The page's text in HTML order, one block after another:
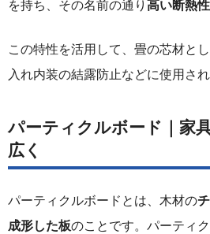
を持ち、その名前の通り 高い断熱
この特性を活用して、畳の芯材と
入れ内装の結露防止などに使用され
パーティクルボード｜家
広く
パーティクルボードとは、木材の
成形した板のことです。パーティ